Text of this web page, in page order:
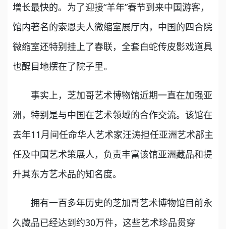
增长最快的。为了迎接“羊年”春节到来中国游客，
馆内著名的索恩夫人微缩室展厅内，中国的四合院
微缩室还特别挂上了春联，全套白蛇传皮影戏道具
也醒目地摆在了院子里。
事实上，芝加哥艺术博物馆近期一直在加强亚
洲，特别是与中国在艺术领域的合作交流。该馆在
去年11月间任命华人艺术家汪涛担任亚洲艺术部主
任及中国艺术策展人，负责丰富该馆亚洲藏品和提
升其东方艺术品的知名度。
拥有一百多年历史的芝加哥艺术博物馆目前永
久藏品已经达到约30万件，这些艺术珍品贯穿